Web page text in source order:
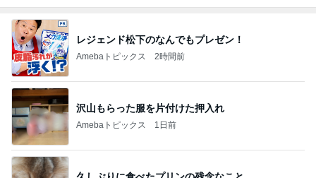
レジェンド松下のなんでもプレゼン！
Amebaトピックス 2時間前
沢山もらった服を片付けた押入れ
Amebaトピックス 1日前